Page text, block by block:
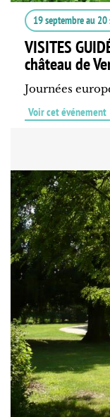
19 septembreau 20
VISITES
château de
Journées
Voir cet événement